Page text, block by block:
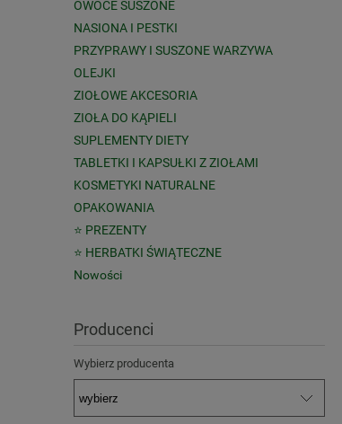
OWOCE SUSZONE
NASIONA I PESTKI
PRZYPRAWY I SUSZONE WARZYWA
OLEJKI
ZIOŁOWE AKCESORIA
ZIOŁA DO KĄPIELI
SUPLEMENTY DIETY
TABLETKI I KAPSUŁKI Z ZIOŁAMI
KOSMETYKI NATURALNE
OPAKOWANIA
⭐ PREZENTY
⭐ HERBATKI ŚWIĄTECZNE
Nowości
Producenci
Wybierz producenta